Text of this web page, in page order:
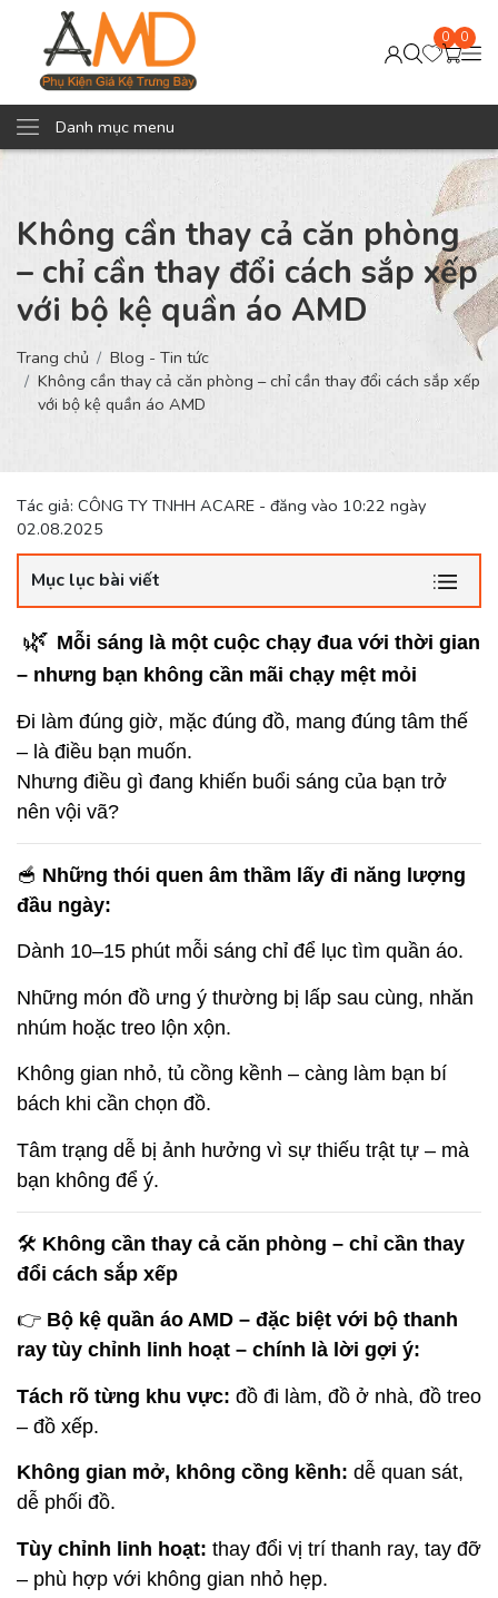
0 0
Danh mục menu
Không cần thay cả căn phòng
– chỉ cần thay đổi cách sắp xếp
với bộ kệ quần áo AMD
Trang chủ
Blog - Tin tức
Không cần thay cả căn phòng – chỉ cần thay đổi cách sắp xếp
với bộ kệ quần áo AMD
Tác giả: CÔNG TY TNHH ACARE - đăng vào 10:22 ngày
02.08.2025
Mục lục bài viết
🌿 Mỗi sáng là một cuộc chạy đua với thời gian
– nhưng bạn không cần mãi chạy mệt mỏi
Đi làm đúng giờ, mặc đúng đồ, mang đúng tâm thế
– là điều bạn muốn.
Nhưng điều gì đang khiến buổi sáng của bạn trở
nên vội vã?
🥣 Những thói quen âm thầm lấy đi năng lượng
đầu ngày:
Dành 10–15 phút mỗi sáng chỉ để lục tìm quần áo.
Những món đồ ưng ý thường bị lấp sau cùng, nhăn
nhúm hoặc treo lộn xộn.
Không gian nhỏ, tủ cồng kềnh – càng làm bạn bí
bách khi cần chọn đồ.
Tâm trạng dễ bị ảnh hưởng vì sự thiếu trật tự – mà
bạn không để ý.
🛠 Không cần thay cả căn phòng – chỉ cần thay
đổi cách sắp xếp
👉 Bộ kệ quần áo AMD – đặc biệt với bộ thanh
ray tùy chỉnh linh hoạt – chính là lời gợi ý:
Tách rõ từng khu vực: đồ đi làm, đồ ở nhà, đồ treo
– đồ xếp.
Không gian mở, không cồng kềnh: dễ quan sát,
dễ phối đồ.
Tùy chỉnh linh hoạt: thay đổi vị trí thanh ray, tay đỡ
– phù hợp với không gian nhỏ hẹp.